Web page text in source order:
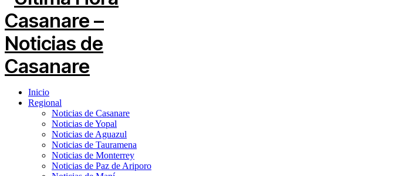
Inicio
Regional
Noticias de Casanare
Noticias de Yopal
Noticias de Aguazul
Noticias de Tauramena
Noticias de Monterrey
Noticias de Paz de Ariporo